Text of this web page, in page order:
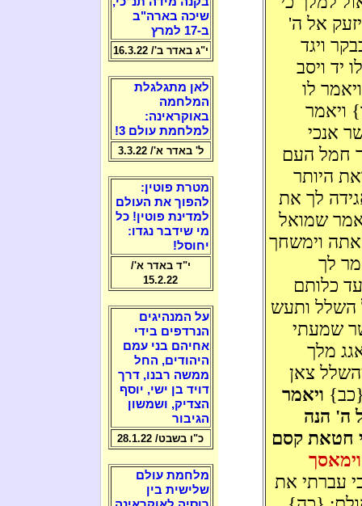
אל ה'
ויגד
יד ויסב
לו
ויאמר
אנכי
חמל העם
היותר
לך את
שמואל
וימשחך
לך
כלותם
השלל ותעש
שמעתי
מלך
צאן
ויאמר
ה' הנה
חטאת קסם
עברתי את
שיכה בארה"ב
ב-17 למרץ
י"ג באדר ב'/ 16.3.22
לאן מתגלגלת
המלחמה
באוקראינה:
למלחמת עולם 3!
ל' באדר א'/ 3.3.22
מטרת פוטין:
להפוך את העולם
למדינת פוטין! כל
מי שידבר נגדו:
יחוסל!
י"ד באדר א'/
15.2.22
על המנהיגים
הנרדפים בידי
אחיהם בני עמם
היהודים, החל
ממשה רבנו, דרך
דויד בן ישי, יוסף
הצדיק, ושמשון
הגיבור
כ"ו בשבט/ 28.1.22
מלחמת עולם
שלישית בין